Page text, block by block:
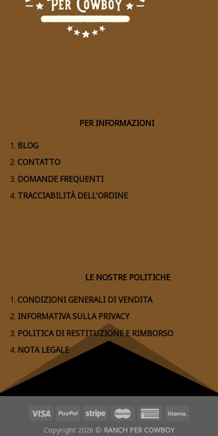
PER INFORMAZIONI
BLOG
CONTATTO
DOMANDE FREQUENTI
TRACCIABILITÀ DELL'ORDINE
LE NOSTRE POLITICHE
CONDIZIONI GENERALI DI VENDITA
INFORMATIVA SULLA PRIVACY
POLITICA DI RESTITUZIONE E RIMBORSO
NOTA LEGALE
Copyright 2026 © RANCH PER COWBOY